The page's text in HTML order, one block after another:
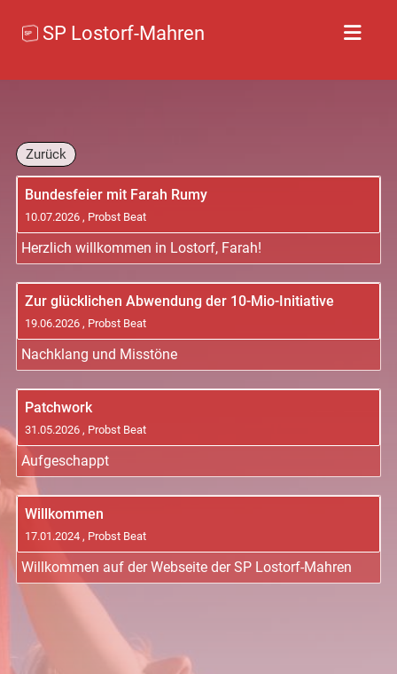
SP Lostorf-Mahren
Zurück
Bundesfeier mit Farah Rumy
10.07.2026 , Probst Beat
Herzlich willkommen in Lostorf, Farah!
Zur glücklichen Abwendung der 10-Mio-Initiative
19.06.2026 , Probst Beat
Nachklang und Misstöne
Patchwork
31.05.2026 , Probst Beat
Aufgeschappt
Willkommen
17.01.2024 , Probst Beat
Willkommen auf der Webseite der SP Lostorf-Mahren